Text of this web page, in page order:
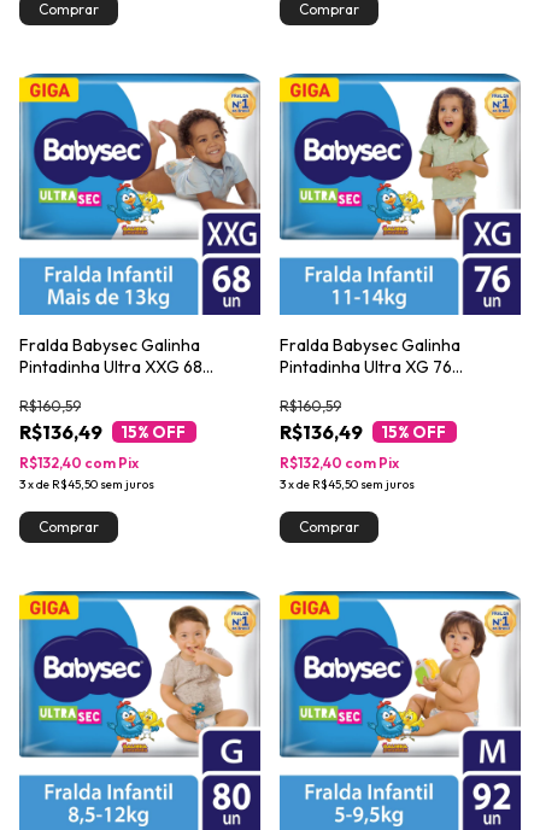
Fralda Babysec Galinha
Pintadinha Ultra XXG 68
R$136,49
R$160,59
15% OFF
3xde R$45,50 sem juros
R$132,40 com Pix
Fralda Babysec Galinha
Pintadinha Ultra XG 76
R$136,49
R$160,59
15% OFF
3xde R$45,50 sem juros
R$132,40 com Pix